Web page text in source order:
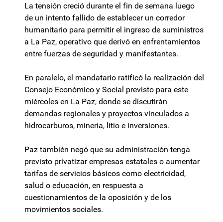
La tensión creció durante el fin de semana luego
de un intento fallido de establecer un corredor
humanitario para permitir el ingreso de suministros
a La Paz, operativo que derivó en enfrentamientos
entre fuerzas de seguridad y manifestantes.
En paralelo, el mandatario ratificó la realización del
Consejo Económico y Social previsto para este
miércoles en La Paz, donde se discutirán
demandas regionales y proyectos vinculados a
hidrocarburos, minería, litio e inversiones.
Paz también negó que su administración tenga
previsto privatizar empresas estatales o aumentar
tarifas de servicios básicos como electricidad,
salud o educación, en respuesta a
cuestionamientos de la oposición y de los
movimientos sociales.